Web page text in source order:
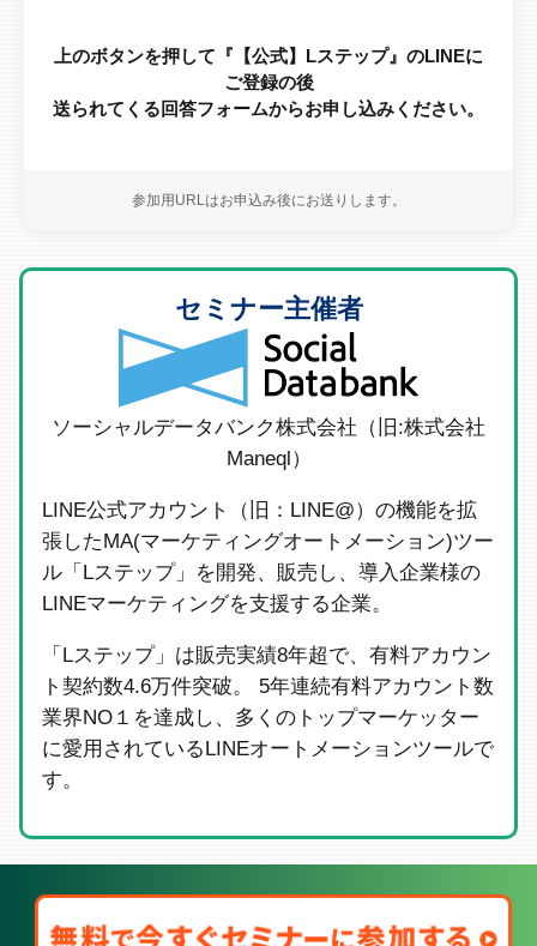
上のボタンを押して『【公式】Lステップ』のLINEに
ご登録の後
送られてくる回答フォームからお申し込みください。
参加用URLはお申込み後にお送りします。
セミナー主催者
ソーシャルデータバンク株式会社（旧:株式会社
Maneql）
LINE公式アカウント（旧：LINE@）の機能を拡
張したMA(マーケティングオートメーション)ツー
ル「Lステップ」を開発、販売し、導入企業様の
LINEマーケティングを支援する企業。
「Lステップ」は販売実績8年超で、有料アカウン
ト契約数4.6万件突破。 5年連続有料アカウント数
業界NO１を達成し、多くのトップマーケッター
に愛用されているLINEオートメーションツールで
す。